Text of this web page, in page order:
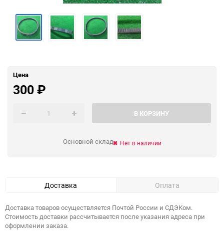
Цена
300₽
В КОРЗИНУ
Основной склад Нет в наличии
Доставка Оплата
Доставка товаров осуществляется Почтой России и СДЭКом.
Стоимость доставки рассчитывается после указания адреса при
оформлении заказа.